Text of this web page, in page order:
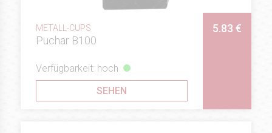
METALL-CUPS
Puchar B100
5.83 €
Verfügbarkeit: hoch
SEHEN